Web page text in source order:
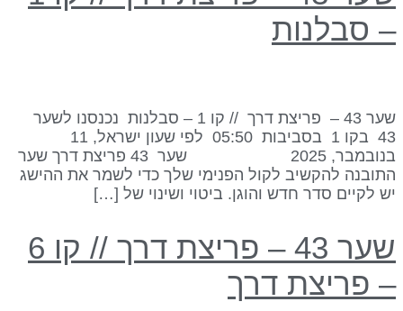
סבלנות
שער 43 – פריצת דרך // קו 1 – סבלנות נכנסנו לשער
43 בקו 1 בסביבות 05:50 לפי שעון ישראל, 11
בנובמבר, 2025 שער 43 פריצת דרך שער
להקשיב לקול הפנימי שלך כדי לשמר את ההישג
לקיים סדר חדש והוגן. ביטוי ושינוי של […]
שער 43 – פריצת דרך // קו 6
פריצת דרך